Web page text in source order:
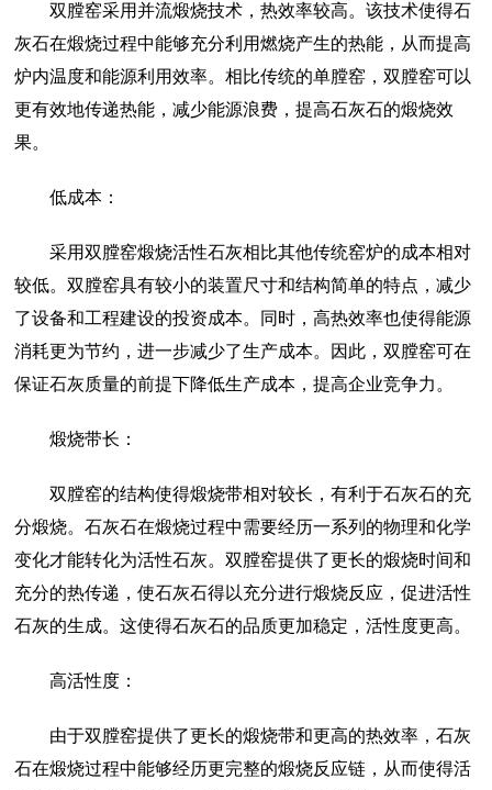
双膛窑采用并流煅烧技术，热效率较高。该技术使得石
灰石在煅烧过程中能够充分利用燃烧产生的热能，从而提高
炉内温度和能源利用效率。相比传统的单膛窑，双膛窑可以
更有效地传递热能，减少能源浪费，提高石灰石的煅烧效
果。
低成本：
采用双膛窑煅烧活性石灰相比其他传统窑炉的成本相对
较低。双膛窑具有较小的装置尺寸和结构简单的特点，减少
了设备和工程建设的投资成本。同时，高热效率也使得能源
消耗更为节约，进一步减少了生产成本。因此，双膛窑可在
保证石灰质量的前提下降低生产成本，提高企业竞争力。
煅烧带长：
双膛窑的结构使得煅烧带相对较长，有利于石灰石的充
分煅烧。石灰石在煅烧过程中需要经历一系列的物理和化学
变化才能转化为活性石灰。双膛窑提供了更长的煅烧时间和
充分的热传递，使石灰石得以充分进行煅烧反应，促进活性
石灰的生成。这使得石灰石的品质更加稳定，活性度更高。
高活性度：
由于双膛窑提供了更长的煅烧带和更高的热效率，石灰
石在煅烧过程中能够经历更完整的煅烧反应链，从而使得活